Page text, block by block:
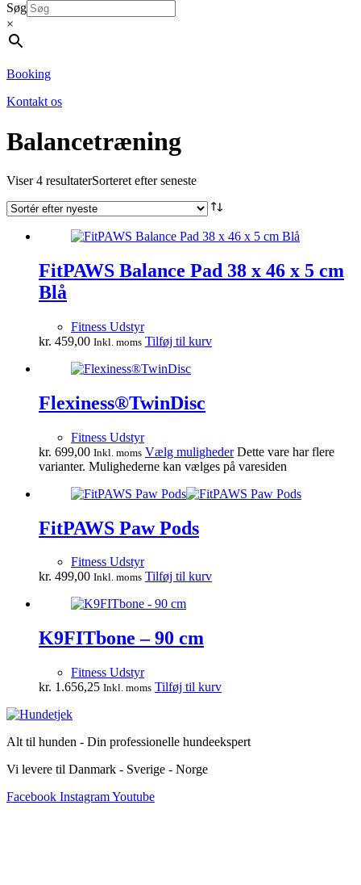
Søg
×
Booking
Kontakt os
Balancetræning
Viser 4 resultaterSorteret efter seneste
FitPAWS Balance Pad 38 x 46 x 5 cm
Blå
Fitness Udstyr
kr. 459,00 Inkl. moms Tilføj til kurv
Flexiness®TwinDisc
Fitness Udstyr
kr. 699,00 Inkl. moms Vælg muligheder Dette vare har flere
varianter. Mulighederne kan vælges på varesiden
FitPAWS Paw Pods
Fitness Udstyr
kr. 499,00 Inkl. moms Tilføj til kurv
K9FITbone – 90 cm
Fitness Udstyr
kr. 1.656,25 Inkl. moms Tilføj til kurv
Alt til hunden - Din professionelle hundeekspert
Vi levere til Danmark - Sverige - Norge
Facebook InstagramYoutube